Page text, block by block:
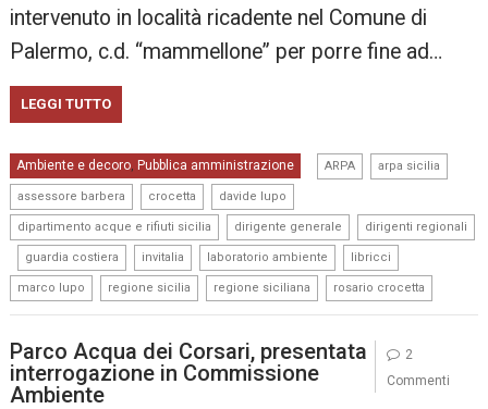
intervenuto in località ricadente nel Comune di
Palermo, c.d. “mammellone” per porre fine ad…
LEGGI TUTTO
Ambiente e decoro, Pubblica amministrazione ARPA arpa sicilia
assessore barbera crocetta davide lupo
dipartimento acque e rifiuti sicilia dirigente generale dirigenti regionali
guardia costiera invitalia laboratorio ambiente libricci
marco lupo regione sicilia regione siciliana rosario crocetta
Parco Acqua dei Corsari, presentata
interrogazione in Commissione
Ambiente
2
Commenti